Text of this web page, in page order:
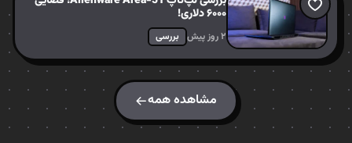
۶۰۰۰ دلاری!
۲ روز پیش بررسی
مشاهده همه